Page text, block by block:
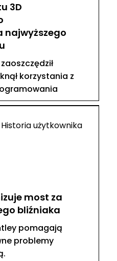
3D
najwyższego
korzystania z
Historia użytkownika
most za
bliźniaka
pomagają
problemy